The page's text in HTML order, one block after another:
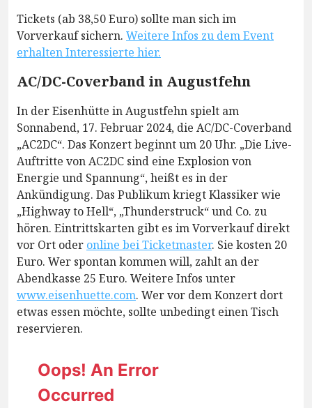
Tickets (ab 38,50 Euro) sollte man sich im
Vorverkauf sichern. Weitere Infos zu dem Event
erhalten Interessierte hier.
AC/DC-Coverband in Augustfehn
In der Eisenhütte in Augustfehn spielt am
Sonnabend, 17. Februar 2024, die AC/DC-Coverband
„AC2DC“. Das Konzert beginnt um 20 Uhr. „Die Live-
Auftritte von AC2DC sind eine Explosion von
Energie und Spannung“, heißt es in der
Ankündigung. Das Publikum kriegt Klassiker wie
„Highway to Hell“, „Thunderstruck“ und Co. zu
hören. Eintrittskarten gibt es im Vorverkauf direkt
vor Ort oder online bei Ticketmaster. Sie kosten 20
Euro. Wer spontan kommen will, zahlt an der
Abendkasse 25 Euro. Weitere Infos unter
www.eisenhuette.com. Wer vor dem Konzert dort
etwas essen möchte, sollte unbedingt einen Tisch
reservieren.